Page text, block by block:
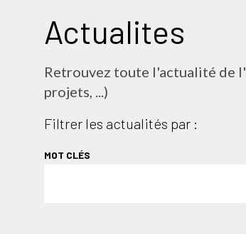
Actualites
Retrouvez toute l'actualité de
projets, ...)
Filtrer les actualités par :
MOT CLÉS